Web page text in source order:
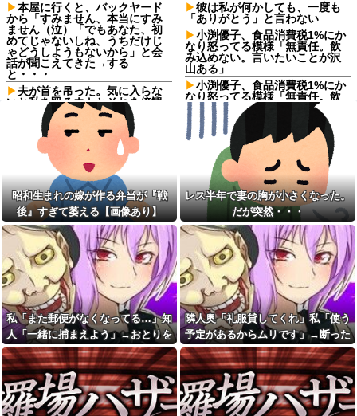
本屋に行くと、バックヤード
から「すみません、本当にすみ
ません（泣）「でもあなた、初
めてじゃないしね、うちだけじ
ゃどうしようもないから」と会
話が聞こえてきた→する
と・・・
夫が首を吊った。気に入らな
いと私を殴るウトとそれを傍観
するトメに生活費をくれない
夫…地獄の義実家をでて離婚し
ようとしたら…夫にはとんでも
ない秘密があった
お姫様だっこを夢見る肥満な
私、プールである子供達に「肥
満！」「肥満だ！」と騒がれ
た。それは慣れてるので別にい
いが……その後→
生理の予定が８月６日なんだ
けど７月２９日にドバッと鮮血
でたから生理かな？って思った
のよね
従妹が現行犯逮捕された。従
妹はYouTubeの企画をマネをし
て「別れさせごっこ」をしてお
り...
俺「元カノの写真も思い出だ
から入れよう」婚約者「結婚や
める！」→結婚式で使うアルバ
ム選びで大失敗して...
子供会役員の集まりで通帳と
印鑑が突然行方不明に。数カ月
後、誰も予想しなかった事態
が…
彼は私が何かしても、一度も
「ありがとう」と言わない
小渕優子、食品消費税1%にか
なり怒ってる模様「無責任。飲
み込めない。言いたいことが沢
山ある」
小渕優子、食品消費税1%にか
なり怒ってる模様「無責任。飲
み込めない。言いたいことが沢
山ある」
【画像】安井カノンちゃん、
バニーガールコスプレでうっか
り谷間が見えてしまう他
バス停で知り合った料理上手
なご婦人から絶品手料理をお裾
分け。仲良くしていたが家に上
がろうとするご婦人が娘に放っ
た『失礼すぎる一言』に絶句←
手料理は美味しかったのに性格
クセ強すぎ
「生まれてない子は覚えてな
いw」妻に堕胎させたことを忘れ
開き直るクソ叔父→その場にい
た流産直後の嫁や子供など『10
人』が泣き叫ぶ地獄絵図へ
彼は私が何かしても、一度も
「ありがとう」と言わない
【緊急事態】母親がコレで30
万振り込む！危機回避能力が問
われるｗｗｗｗ
うちの猫がなんか要求する
時。２本足で立ち上がって下僕
の肩に両手をかけ・・・【再】
昭和生まれの嫁が作る弁当が『戦
後』すぎて萎える【画像あり】
レス半年で妻の胸が小さくなった。
だが突然・・・
私「また郵便がなくなってる…」知
人「一緒に捕まえよう」→おとりを
仕掛けたら泥奥がまんまと引っかか
り…
隣人奥「礼服貸してくれ」私「使う
予定があるからムリです」→断った
途端、とんでもない暴言を吐かれ
て…